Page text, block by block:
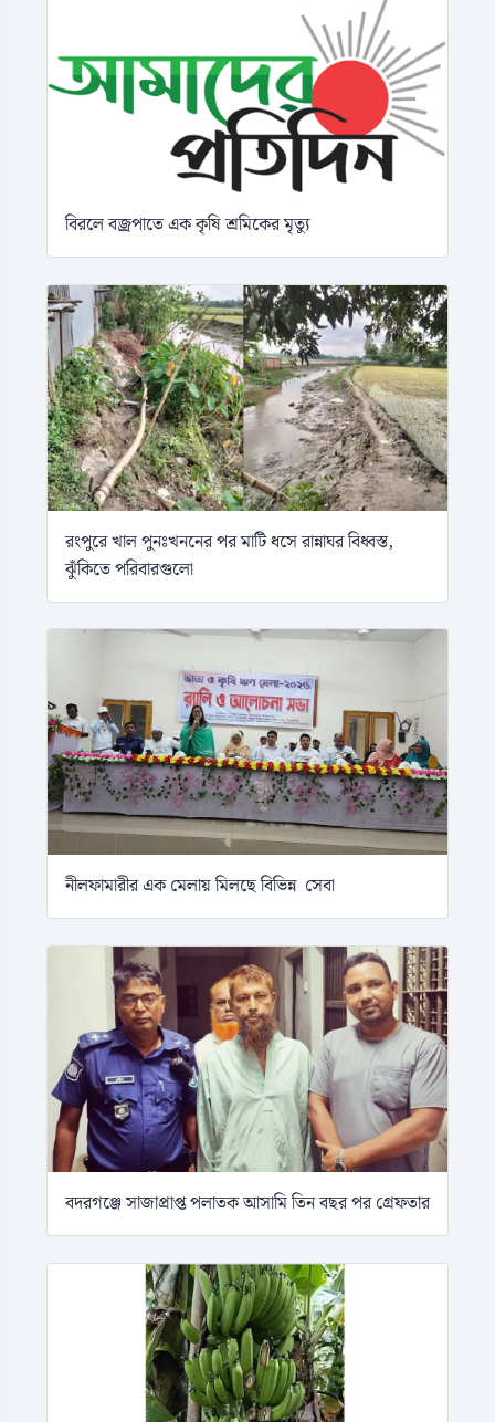
বিরলে বজ্রপাতে এক কৃষি শ্রমিকের মৃত্যু
রংপুরে খাল পুনঃখননের পর মাটি ধসে রান্নাঘর বিধ্বস্ত,
ঝুঁকিতে পরিবারগুলো
নীলফামারীর এক মেলায় মিলছে বিভিন্ন সেবা
বদরগঞ্জে সাজাপ্রাপ্ত পলাতক আসামি তিন বছর পর গ্রেফতার